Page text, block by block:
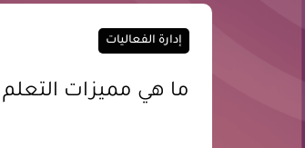
إدارة الفعاليات
ما هي مميزات التعلم